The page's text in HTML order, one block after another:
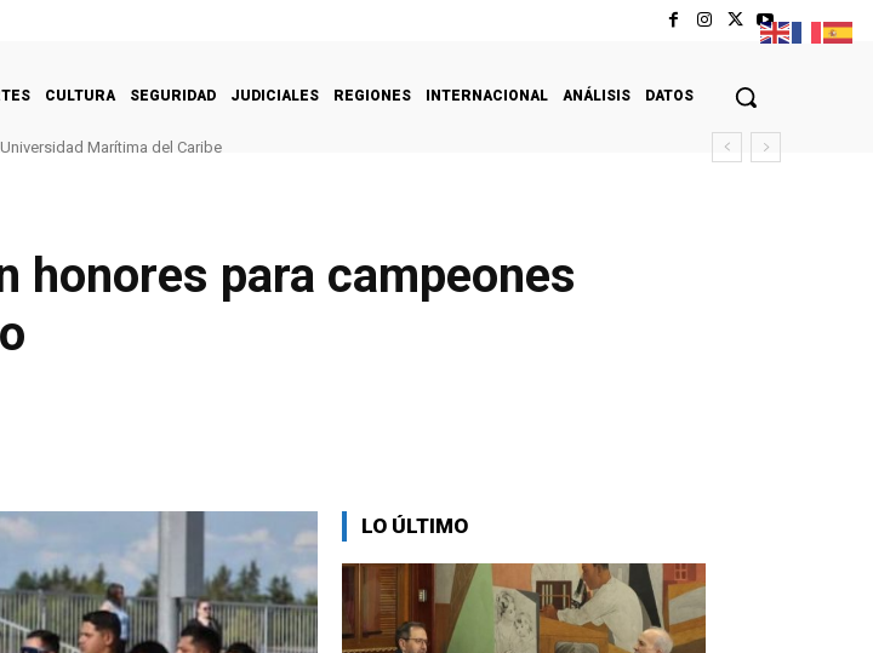
CULTURA SEGURIDAD JUDICIALES REGIONES INTERNACIONAL ANÁLISIS DATOS
Marítima del Caribe
honores para campeones
LO ÚLTIMO